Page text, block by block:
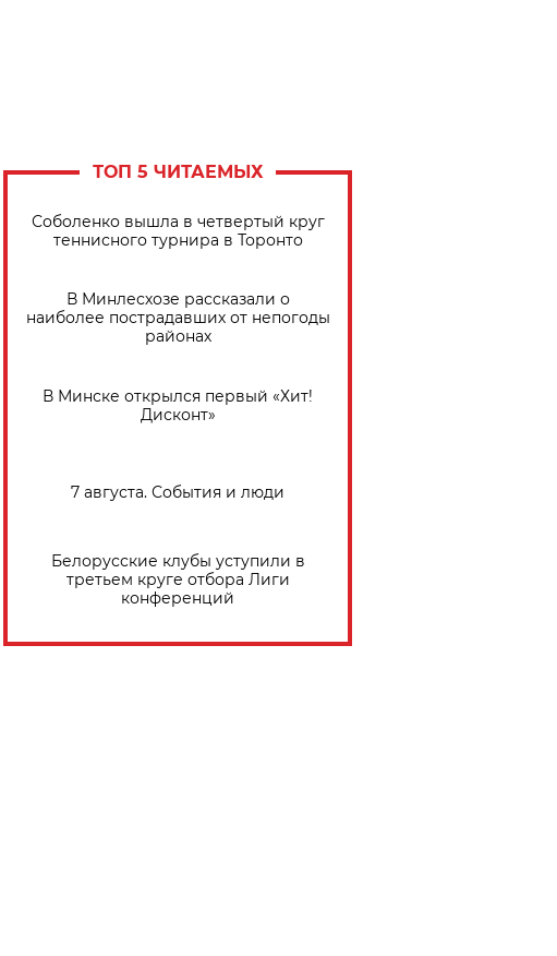
ТОП 5 ЧИТАЕМЫХ
Соболенко вышла в четвертый круг
теннисного турнира в Торонто
В Минлесхозе рассказали о
наиболее пострадавших от непогоды
районах
В Минске открылся первый «Хит!
Дисконт»
7 августа. События и люди
Белорусские клубы уступили в
третьем круге отбора Лиги
конференций